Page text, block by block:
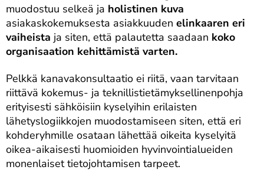
muodostuu selkeä ja holistinen kuva
asiakaskokemuksesta asiakkuuden elinkaaren eri
vaiheista ja siten, että palautetta saadaan koko
organisaation kehittämistä varten.
Pelkkä kanavakonsultaatio ei riitä, vaan tarvitaan
riittävä kokemus- ja teknillistietämyksellinenpohja
erityisesti sähköisiin kyselyihin erilaisten
lähetyslogiikkojen muodostamiseen siten, että eri
kohderyhmille osataan lähettää oikeita kyselyitä
oikea-aikaisesti huomioiden hyvinvointialueiden
monenlaiset tietojohtamisen tarpeet.